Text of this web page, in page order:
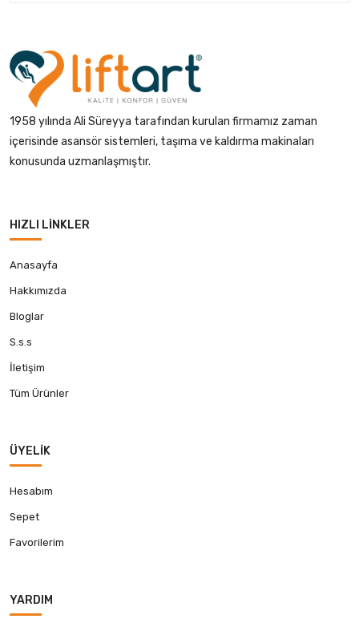
1958 yılında Ali Süreyya tarafından kurulan firmamız zaman
içerisinde asansör sistemleri, taşıma ve kaldırma makinaları
konusunda uzmanlaşmıştır.
HIZLI LINKLER
Anasayfa
Hakkımızda
Bloglar
S.s.s
İletişim
Tüm Ürünler
ÜYELIK
Hesabım
Sepet
Favorilerim
YARDIM